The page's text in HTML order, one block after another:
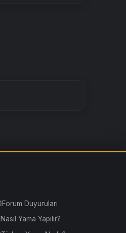
Forum Duyuruları
Nasıl Yama Yapılır?